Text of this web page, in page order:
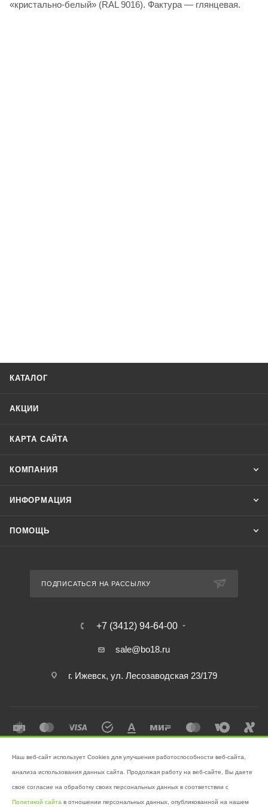
«кристально-белый» (RAL 9016). Фактура — глянцевая.
КАТАЛОГ
АКЦИИ
КАРТА САЙТА
КОМПАНИЯ
ИНФОРМАЦИЯ
ПОМОЩЬ
ПОДПИСАТЬСЯ НА РАССЫЛКУ
+7 (3412) 94-64-00
sale@bo18.ru
г. Ижевск, ул. Лесозаводская 23/179
поддержании чистоты!
Наш веб-сайт использует Cookies для улучшения работоспособности веб-сайта,
анализа использования данных сайта. Продолжая работу на веб-сайте, Вы даете
свое согласие на обработку своих персональных данных в соответствии с
Политикой сайта в отношении персональных данных, опубликованной на нашем